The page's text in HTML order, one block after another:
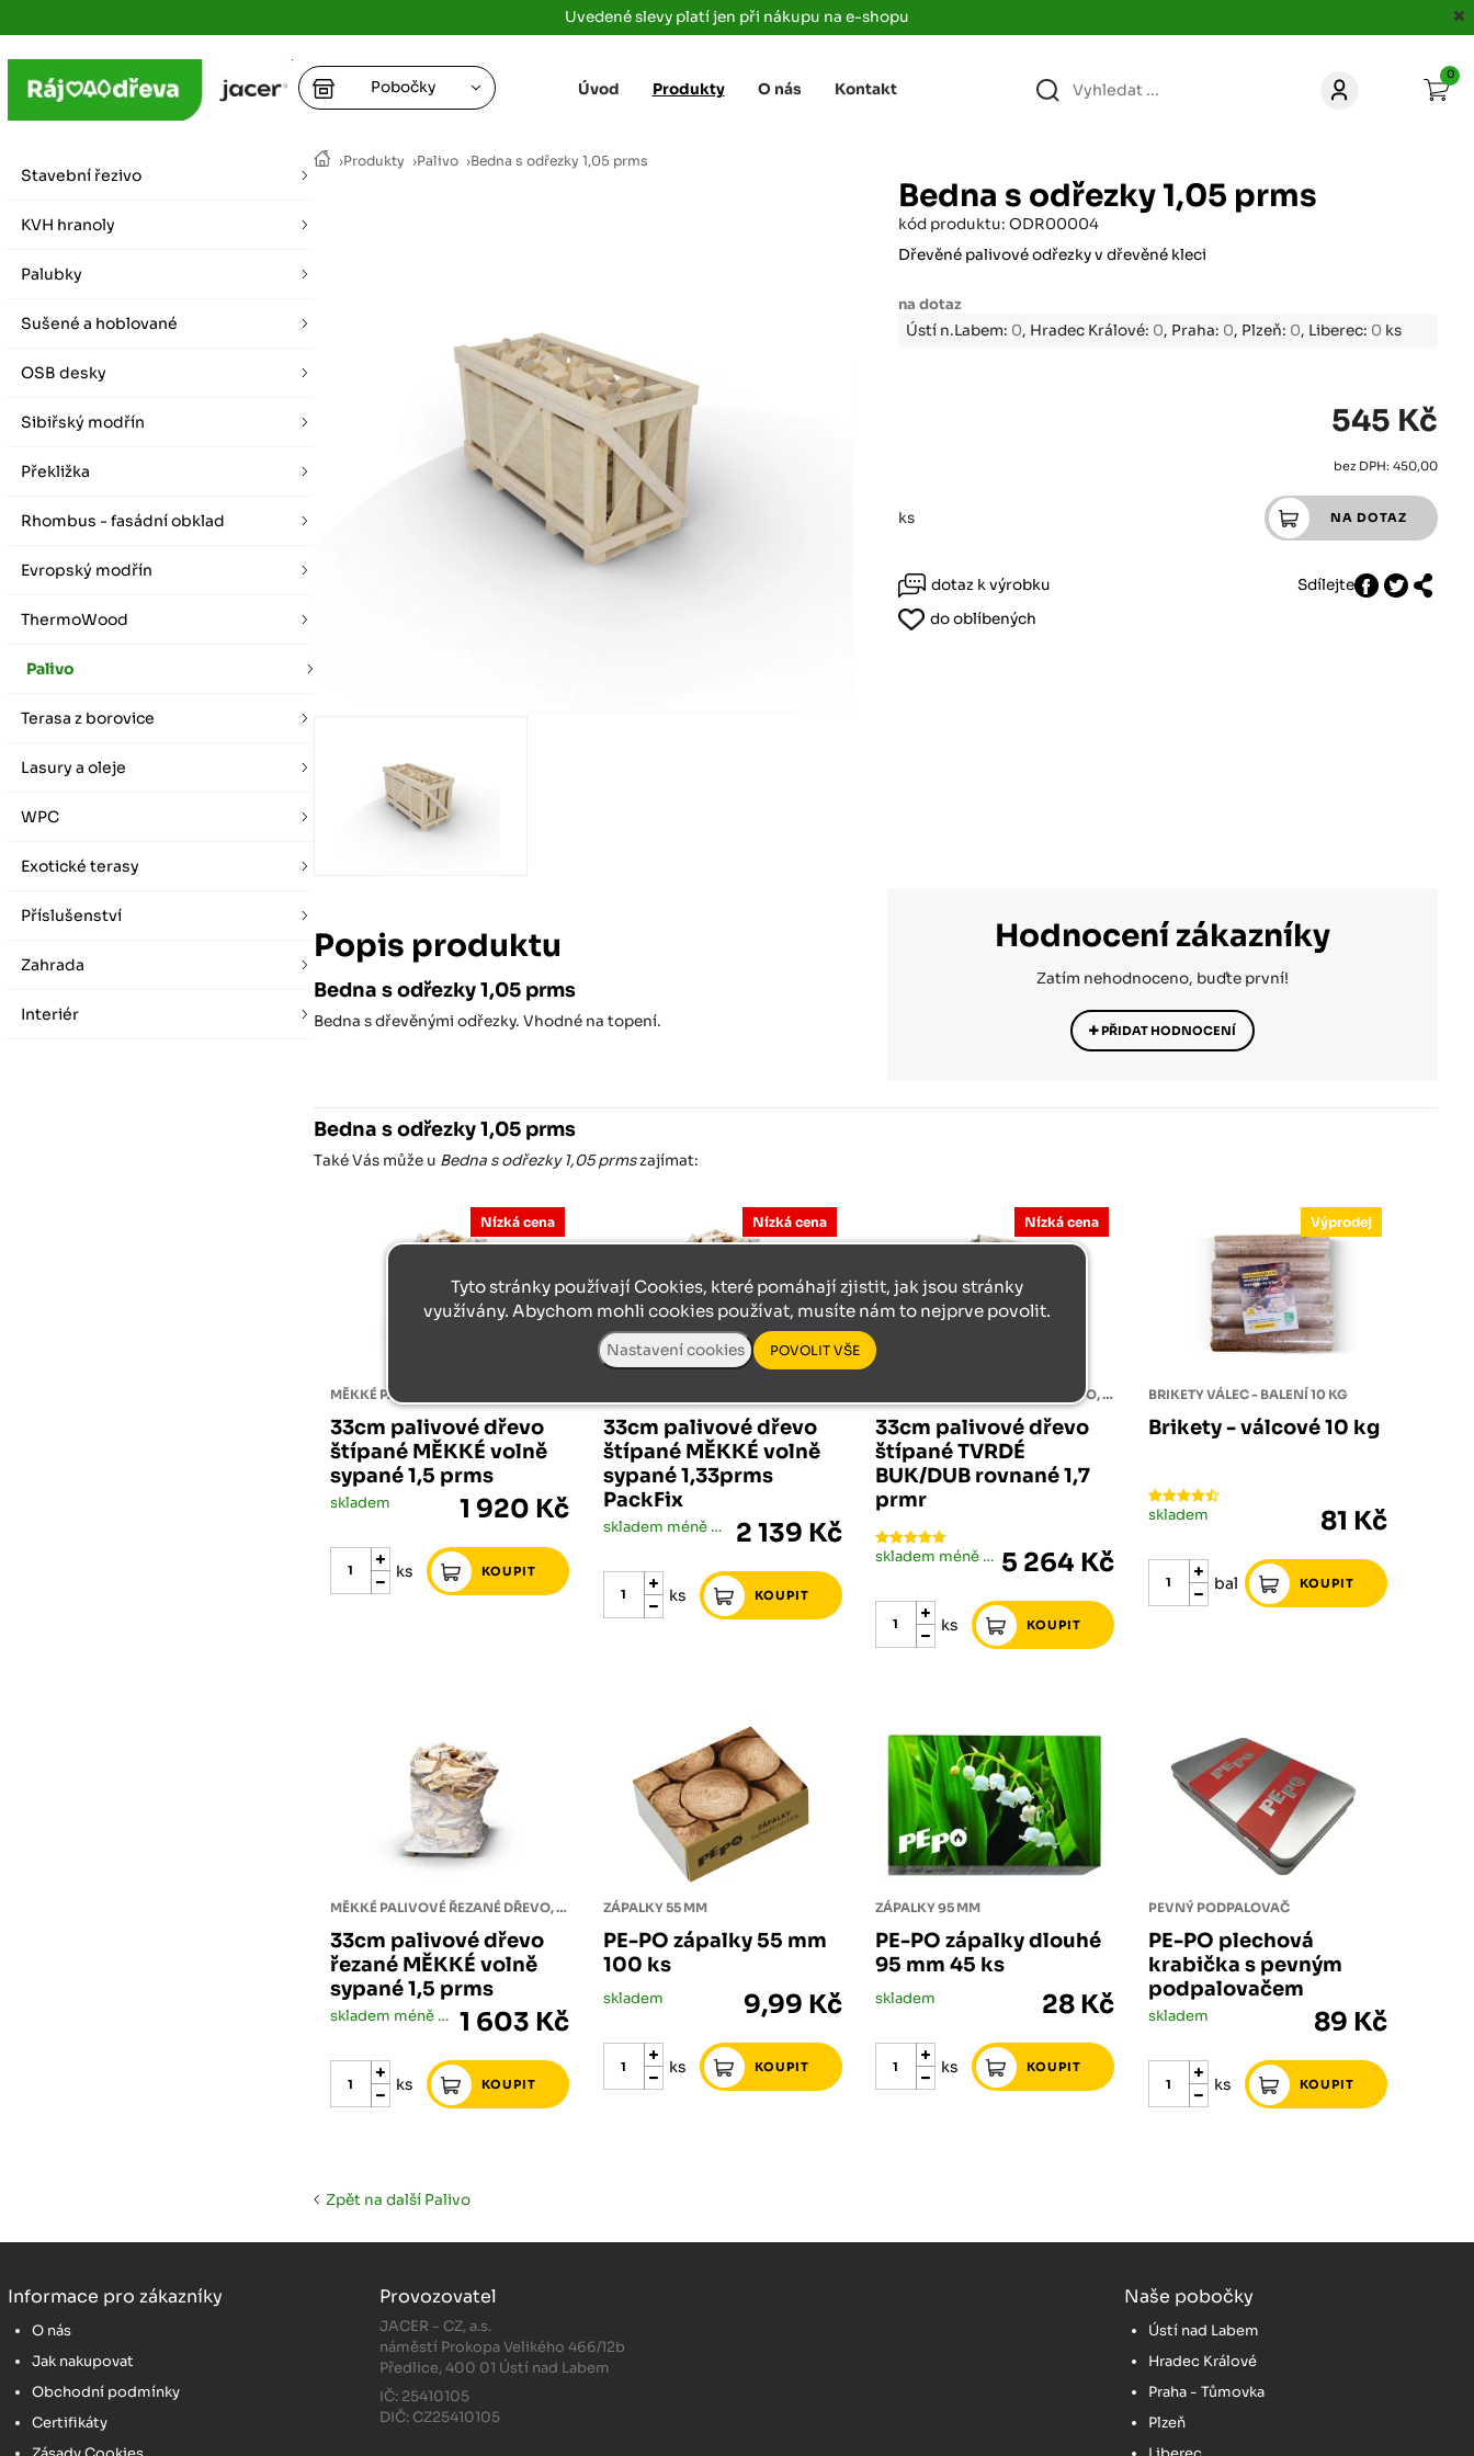
Uvedené slevy platí jen při nákupu na e-shopu
›Produkty ›Palivo ›Bedna s odřezky 1,05 prms
Bedna s odřezky 1,05 prms
kód produktu: ODR00004
Dřevěné palivové odřezky v dřevěné kleci
na dotaz
Ústí n.Labem: 0, Hradec Králové: 0, Praha: 0, Plzeň: 0, Liberec: 0 ks
545 Kč
bez DPH: 450,00
ks
dotaz k výrobku
Sdílejte
do oblíbených
Popis produktu
Bedna s odřezky 1,05 prms
Bedna s dřevěnými odřezky. Vhodné na topení.
Hodnocení zákazníky
Zatím nehodnoceno, buďte první!
PŘIDAT HODNOCENÍ
Bedna s odřezky 1,05 prms
Také Vás může u Bedna s odřezky 1,05 prmszajímat:
33cm palivové dřevo
štípané MĚKKÉ volně
sypané 1,5 prms
Nízká cena
skladem 1 920 Kč
ks
33cm palivové dřevo
štípané MĚKKÉ volně
sypané 1,33prms
PackFix
Nízká cena
skladem méně než 5 ks 2 139 Kč
ks
TVRDÉ PALIVOVÉ ŠTÍPANÉ DŘEVO, ROVNANÉ V DŘEVĚNÉ KLECI
33cm palivové dřevo
štípané TVRDÉ
BUK/DUB rovnané 1,7
prmr
Nízká cena
skladem méně než 5 ks 5 264 Kč
ks
BRIKETY VÁLEC - BALENÍ 10 KG
Brikety - válcové 10 kg
Výprodej
skladem 81 Kč
bal
MĚKKÉ PALIVOVÉ ŘEZANÉ DŘEVO, VOLNĚ SYPANÉ. BALENO PO 1,5 PRMS NA DŘEVĚNÉ PALETĚ.
33cm palivové dřevo
řezané MĚKKÉ volně
sypané 1,5 prms
skladem méně než 5 ks 1 603 Kč
ks
ZÁPALKY 55 MM
PE-PO zápalky 55 mm
100 ks
skladem 9,99 Kč
ks
ZÁPALKY 95 MM
PE-PO zápalky dlouhé
95 mm 45 ks
skladem 28 Kč
ks
PEVNÝ PODPALOVAČ
PE-PO plechová
krabička s pevným
podpalovačem
skladem 89 Kč
ks
Zpět na další Palivo
Stavební řezivo
KVH hranoly
Palubky
Sušené a hoblované
OSB desky
Sibiřský modřín
Překližka
Rhombus - fasádní obklad
Evropský modřín
ThermoWood
Palivo
Terasa z borovice
Lasury a oleje
WPC
Exotické terasy
Příslušenství
Zahrada
Interiér
Úvod Produkty O nás Kontakt
0
Pobočky
+
+
Letní otevírací doba (březen - říjen)
Zimní otevírací doba (listopad - únor)
vybírat zde
Ústí nad Labem, 400 01
+420 731 616 767
rajdrevahradec
jacer.cz
KONTAKT
+420 734 850 860
rajdrevapraha
jacer.cz
vybírat zde
Rokycanská 2656/2,
(parkoviště Albert)
Plzeň 4, 301 00
Partyzánská
(na konci ulice u zrcadla)
Růžodol XI – Liberec, 460 01
Informace pro zákazníky
O nás
Jak nakupovat
Obchodní podmínky
Certifikáty
Provozovatel
JACER - CZ, a.s.
náměstí Prokopa Velikého 466/12b
Předlice, 400 01 Ústí nad Labem
IČ: 25410105
DIČ: CZ25410105
Naše pobočky
Ústí nad Labem
Hradec Králové
Praha - Tůmovka
Plzeň
Tyto stránky používají Cookies, které pomáhají zjistit, jak jsou stránky
využívány. Abychom mohli cookies používat, musíte nám to nejprve povolit.